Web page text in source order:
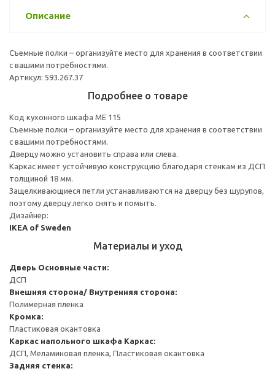
Описание
Съемные полки – организуйте место для хранения в соответствии
с вашими потребностями.
Артикул: 593.267.37
Подробнее о товаре
Код кухонного шкафа ME 115
Съемные полки – организуйте место для хранения в соответствии
с вашими потребностями.
Дверцу можно установить справа или слева.
Каркас имеет устойчивую конструкцию благодаря стенкам из ДСП
толщиной 18 мм.
Защелкивающиеся петли устанавливаются на дверцу без шурупов,
поэтому дверцу легко снять и помыть.
Дизайнер:
IKEA of Sweden
Материалы и уход
Дверь Основные части:
ДСП
Внешняя сторона/ Внутренняя сторона:
Полимерная пленка
Кромка:
Пластиковая окантовка
Каркас напольного шкафа Каркас:
ДСП, Меламиновая пленка, Пластиковая окантовка
Задняя стенка: